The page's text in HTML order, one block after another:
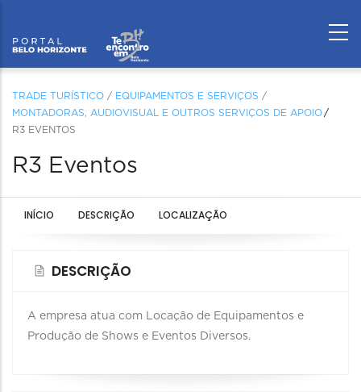
TRADE TURÍSTICO / EQUIPAMENTOS E SERVIÇOS /
MONTADORAS, AUDIOVISUAL E OUTROS SERVIÇOS DE APOIO
R3 EVENTOS
R3 Eventos
INÍCIO DESCRIÇÃO LOCALIZAÇÃO
DESCRIÇÃO
A empresa atua com Locação de Equipamentos e
Produção de Shows e Eventos Diversos.